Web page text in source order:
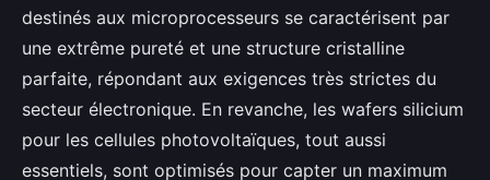
destinés aux microprocesseurs se caractérisent par
une extrême pureté et une structure cristalline
parfaite, répondant aux exigences très strictes du
secteur électronique. En revanche, les wafers silicium
pour les cellules photovoltaïques, tout aussi
essentiels, sont optimisés pour capter un maximum